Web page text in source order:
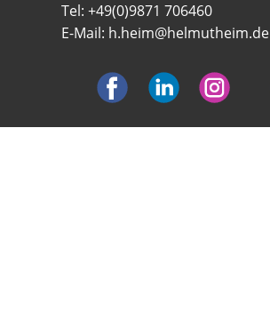
Tel: +49(0)9871 706460
E-Mail: h.heim@helmutheim.de